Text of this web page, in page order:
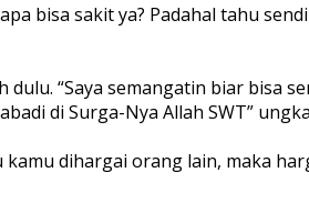
bisa sakit ya? Padahal tahu
“Saya semangatin biar bisa
di Surga-Nya Allah SWT”
dihargai orang lain, maka